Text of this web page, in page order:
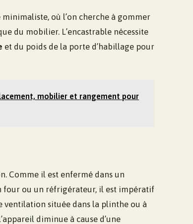
où l’on cherche à gommer
du mobilier. L’encastrable nécessite
et du poids de la porte d’habillage pour
mobilier et rangement pour
Comme il est enfermé dans un
four ou un réfrigérateur, il est impératif
ventilation située dans la plinthe ou à
diminue à cause d’une